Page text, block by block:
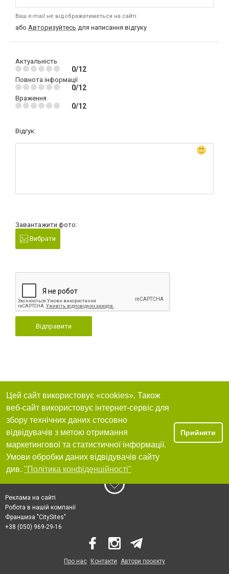
Ваш e-mail не відображатиметься на сайті
або Авторизуйтесь для написання відгуку
Актуальність
0/12
Повнота інформації
0/12
Враження
0/12
Відгук:
Завантажити фото:
Вибрати
Відправити
Цей сайт використовує «cookies». Також
веб-сайт використовує інтернет-сервіс для
збору технічних даних стосовно
відвідувачів з метою отримання
маркетингової та статистичної інформації.
Умови обробки даних відвідувачів сайту
див. "Політика конфіденційності"
Прийняти
Реклама на сайті
Робота в нашій компанії
Франшиза "CitySites"
+38 (050) 969-29-16
Про нас Контакти Автори проєкту